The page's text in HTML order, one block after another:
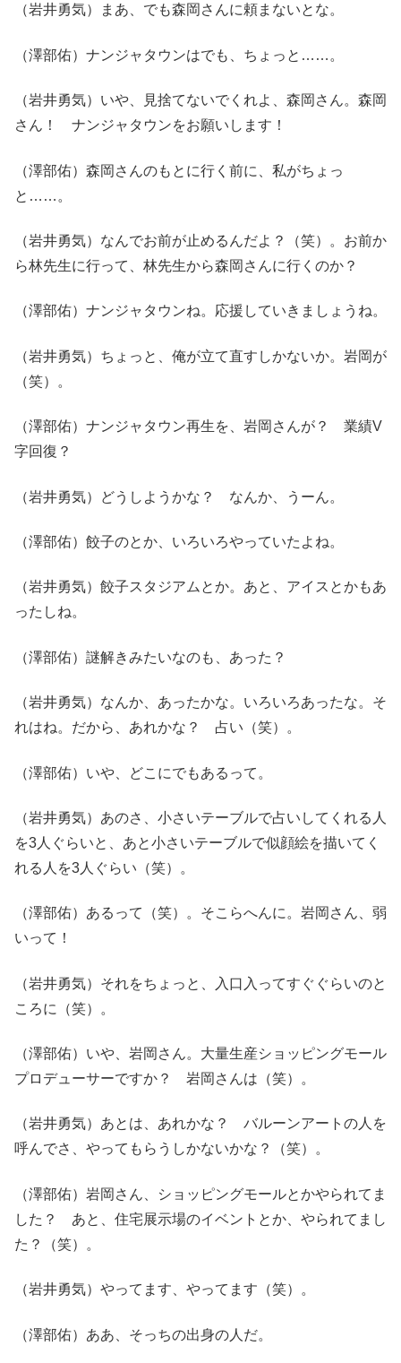
（岩井勇気）まあ、でも森岡さんに頼まないとな。
（澤部佑）ナンジャタウンはでも、ちょっと……。
（岩井勇気）いや、見捨てないでくれよ、森岡さん。森岡
さん！ ナンジャタウンをお願いします！
（澤部佑）森岡さんのもとに行く前に、私がちょっ
と……。
（岩井勇気）なんでお前が止めるんだよ？（笑）。お前か
ら林先生に行って、林先生から森岡さんに行くのか？
（澤部佑）ナンジャタウンね。応援していきましょうね。
（岩井勇気）ちょっと、俺が立て直すしかないか。岩岡が
（笑）。
（澤部佑）ナンジャタウン再生を、岩岡さんが？ 業績V
字回復？
（岩井勇気）どうしようかな？ なんか、うーん。
（澤部佑）餃子のとか、いろいろやっていたよね。
（岩井勇気）餃子スタジアムとか。あと、アイスとかもあ
ったしね。
（澤部佑）謎解きみたいなのも、あった？
（岩井勇気）なんか、あったかな。いろいろあったな。そ
れはね。だから、あれかな？ 占い（笑）。
（澤部佑）いや、どこにでもあるって。
（岩井勇気）あのさ、小さいテーブルで占いしてくれる人
を3人ぐらいと、あと小さいテーブルで似顔絵を描いてく
れる人を3人ぐらい（笑）。
（澤部佑）あるって（笑）。そこらへんに。岩岡さん、弱
いって！
（岩井勇気）それをちょっと、入口入ってすぐぐらいのと
ころに（笑）。
（澤部佑）いや、岩岡さん。大量生産ショッピングモール
プロデューサーですか？ 岩岡さんは（笑）。
（岩井勇気）あとは、あれかな？ バルーンアートの人を
呼んでさ、やってもらうしかないかな？（笑）。
（澤部佑）岩岡さん、ショッピングモールとかやられてま
した？ あと、住宅展示場のイベントとか、やられてまし
た？（笑）。
（岩井勇気）やってます、やってます（笑）。
（澤部佑）ああ、そっちの出身の人だ。